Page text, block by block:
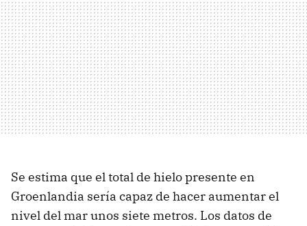
Se estima que el total de hielo presente en
Groenlandia sería capaz de hacer aumentar el
nivel del mar unos siete metros. Los datos de